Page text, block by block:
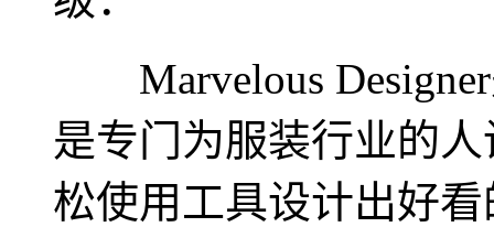
Marvelous Designer
是专门为服装行业的
松使用工具设计出好